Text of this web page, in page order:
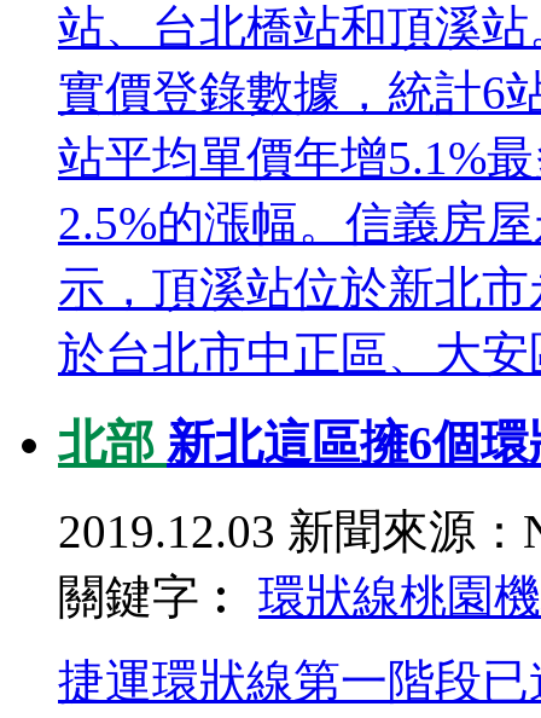
站、台北橋站和頂溪
實價登錄數據，統計6
站平均單價年增5.1%
2.5%的漲幅。信義房
示，頂溪站位於新北
於台北市中正區、大
北部 新北這區擁6個
2019.12.03 新聞來源：
關鍵字︰ 環狀線桃園
捷運環狀線第一階段